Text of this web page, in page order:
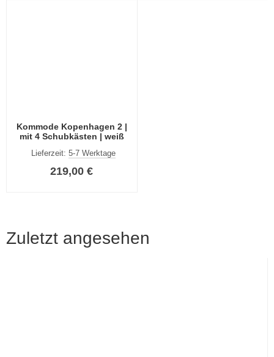
Kommode Kopenhagen 2 |
mit 4 Schubkästen | weiß
Lieferzeit: 5-7 Werktage
219,00 €
Zuletzt angesehen